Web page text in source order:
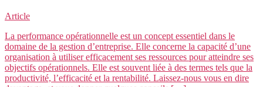
Article
La performance opérationnelle est un concept essentiel dans le
domaine de la gestion d’entreprise. Elle concerne la capacité d’une
organisation à utiliser efficacement ses ressources pour atteindre ses
objectifs opérationnels. Elle est souvent liée à des termes tels que la
productivité, l’efficacité et la rentabilité. Laissez-nous vous en dire